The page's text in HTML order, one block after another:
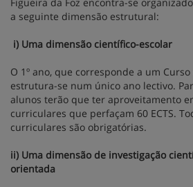
a seguinte dimensão estrutural:
i) Uma dimensão científico-escolar
O 1º ano, que corresponde a um
estrutura-se num único ano lectivo.
alunos terão que ter aproveitamento
curriculares que perfaçam 60 ECTS.
curriculares são obrigatórias.
ii) Uma dimensão de investigação
orientada